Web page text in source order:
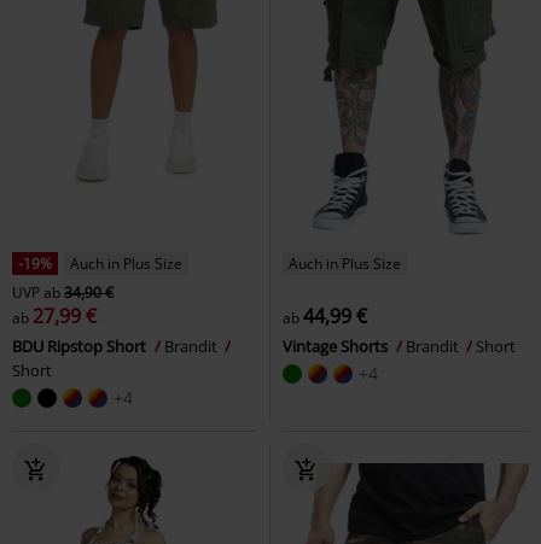
-19%
Auch in Plus Size
UVPab34,90 €
ab 27,99 €
BDU Ripstop Short
Brandit
Short
+4
Auch in Plus Size
ab44,99 €
Vintage Shorts Brandit Short
+4